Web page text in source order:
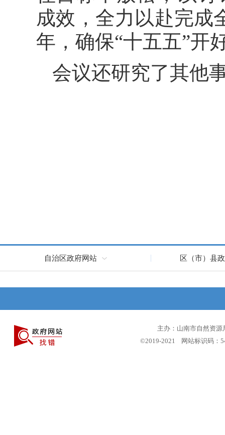
成效，全力以赴完成
年，确保“十五五”开
会议还研究了其他
自治区政府网站 区（市）县
主办：山南市自然资
©2019-2021 网站标识码：